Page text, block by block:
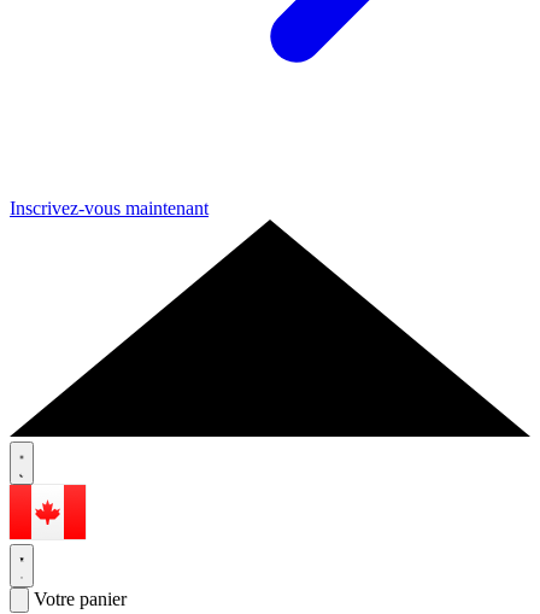
Inscrivez-vous maintenant
Votre panier